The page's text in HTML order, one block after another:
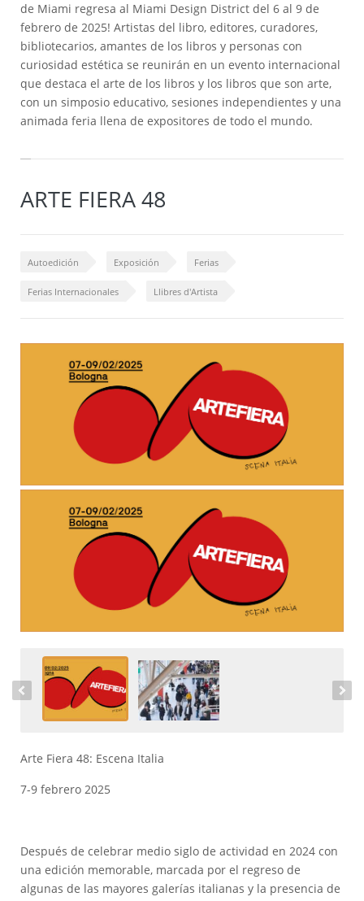
de Miami regresa al Miami Design District del 6 al 9 de
febrero de 2025! Artistas del libro, editores, curadores,
bibliotecarios, amantes de los libros y personas con
curiosidad estética se reunirán en un evento internacional
que destaca el arte de los libros y los libros que son arte,
con un simposio educativo, sesiones independientes y una
animada feria llena de expositores de todo el mundo.
ARTE FIERA 48
Autoedición Exposición Ferias
Ferias Internacionales Llibres d'Artista
Arte Fiera 48: Escena Italia
7-9 febrero 2025
Después de celebrar medio siglo de actividad en 2024 con
una edición memorable, marcada por el regreso de
algunas de las mayores galerías italianas y la presencia de